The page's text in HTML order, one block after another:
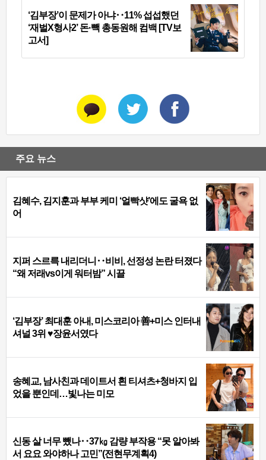
‘김부장’이 문제가 아냐‥11% 섭섭했던
‘재벌X형사2’ 돈·빽 총동원해 컴백 [TV보
고서]
주요 뉴스
김혜수, 김지훈과 부부 케미 ‘얼빡샷’에도 굴욕 없
어
지퍼 스르륵 내리더니‥비비, 선정성 논란 터졌다
“왜 저래vs이게 워터밤” 시끌
‘김부장’ 최대훈 아내, 미스코리아 善+미스 인터내
셔널 3위 ♥장윤서였다
송혜교, 남사친과 데이트서 흰 티셔츠+청바지 입
었을 뿐인데…빛나는 미모
신동 살 너무 뺐나‥37㎏ 감량 부작용 “못 알아봐
서 요요 와야하나 고민”(전현무계획4)